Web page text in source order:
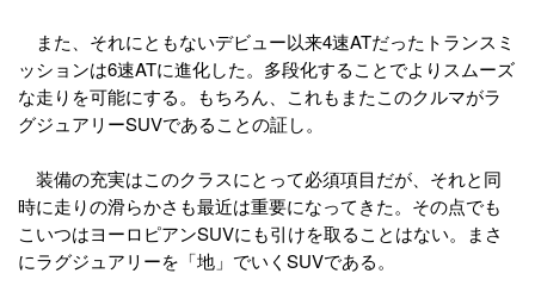
また、それにともないデビュー以来4速ATだったトランスミ
ッションは6速ATに進化した。多段化することでよりスムーズ
な走りを可能にする。もちろん、これもまたこのクルマがラ
グジュアリーSUVであることの証し。
装備の充実はこのクラスにとって必須項目だが、それと同
時に走りの滑らかさも最近は重要になってきた。その点でも
こいつはヨーロピアンSUVにも引けを取ることはない。まさ
にラグジュアリーを「地」でいくSUVである。